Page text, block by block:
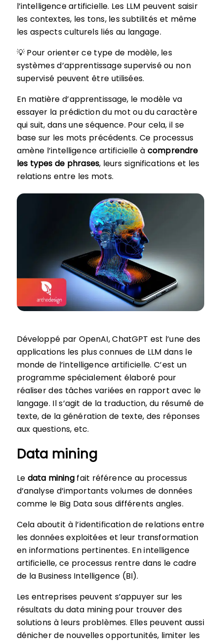
l’intelligence artificielle. Les LLM peuvent saisir
les contextes, les tons, les subtilités et même
les aspects culturels liés au langage.
💡 Pour orienter ce type de modèle, les
systèmes d’apprentissage supervisé ou non
supervisé peuvent être utilisées.
En matière d’apprentissage, le modèle va
essayer la prédiction du mot ou du caractère
qui suit, dans une séquence. Pour cela, il se
base sur les mots précédents. Ce processus
amène l’intelligence artificielle à comprendre
les types de phrases, leurs significations et les
relations entre les mots.
Développé par OpenAI, ChatGPT est l’une des
applications les plus connues de LLM dans le
monde de l’intelligence artificielle. C’est un
programme spécialement élaboré pour
réaliser des tâches variées en rapport avec le
langage. Il s’agit de la traduction, du résumé de
texte, de la génération de texte, des réponses
aux questions, etc.
Data mining
Le data miningfait référence au processus
d’analyse d’importants volumes de données
comme le Big Data sous différents angles.
Cela aboutit à l’identification de relations entre
les données exploitées et leur transformation
en informations pertinentes. En intelligence
artificielle, ce processus rentre dans le cadre
de la Business Intelligence (BI).
Les entreprises peuvent s’appuyer sur les
résultats du data mining pour trouver des
solutions à leurs problèmes. Elles peuvent aussi
dénicher de nouvelles opportunités, limiter les